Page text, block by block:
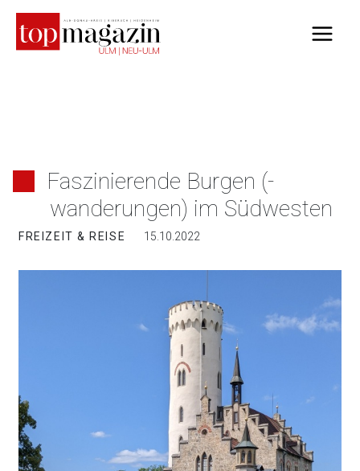
Inhalt
springen
Faszinierende Burgen (-
wanderungen) im Südwesten
FREIZEIT & REISE 15.10.2022